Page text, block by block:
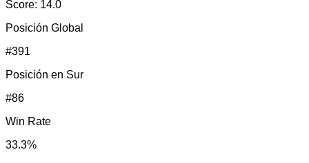
Score: 14.0
Posición Global
#391
Posición en Sur
#86
Win Rate
33.3%